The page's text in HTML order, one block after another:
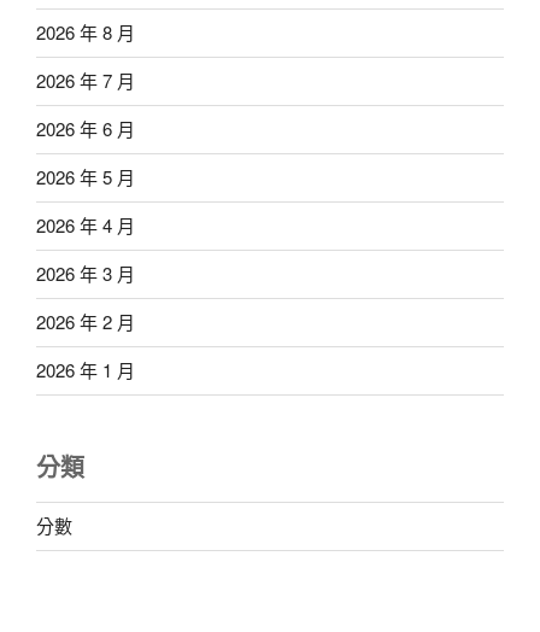
2026 年 8 月
2026 年 7 月
2026 年 6 月
2026 年 5 月
2026 年 4 月
2026 年 3 月
2026 年 2 月
2026 年 1 月
分類
分數